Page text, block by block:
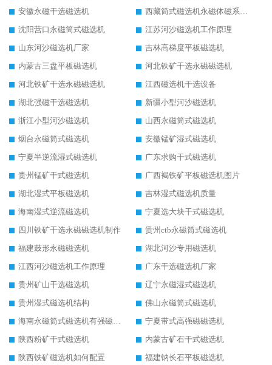
安徽永磁干选磁选机
西藏筒式磁选机永磁体磁系设计
沈阳营口永磁筒式磁选机
江苏河沙磁选机工作原理
山东河沙磁选机厂家
吉林高梯度平板磁选机
内蒙古三盘平板磁选机
河北铁矿干选永磁磁选机
河北铁矿干选永磁磁选机
江西磁选机干选设备
湖北强磁干选磁选机
新疆小型河沙磁选机
浙江小型河沙磁选机
山西永磁筒式磁选机
烟台永磁筒式磁选机
安徽锰矿湿式磁选机
宁夏半逆流湿式磁选机
广东求购干式磁选机
贵州锰矿干式磁选机
广西褐铁矿平板磁选机图片
湖北湿式平板磁选机
吉林湿式磁选机质量
海南湿式逆流磁选机
宁夏选大块干式磁选机
四川铁矿干选永磁磁选机制作
贵州ctb永磁筒式磁选机
福建鼓形永磁磁选机
湖北河沙专用磁选机
江西河沙磁选机工作原理
广东干选磁选机厂家
贵州矿山干选磁选机
辽宁永磁湿式磁选机
贵州湿式磁选机结构
佛山永磁筒式磁选机
海南永磁筒式磁选机有强磁的吗
宁夏带式高强磁磁选机
陕西粉矿干式磁选机
内蒙古矿石干式磁选机
陕西铁矿磁选机如何配置
福建钠长石平板磁选机